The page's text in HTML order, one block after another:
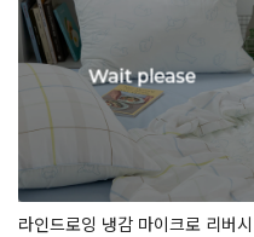
라인드로잉 냉감 마이크로 리버시